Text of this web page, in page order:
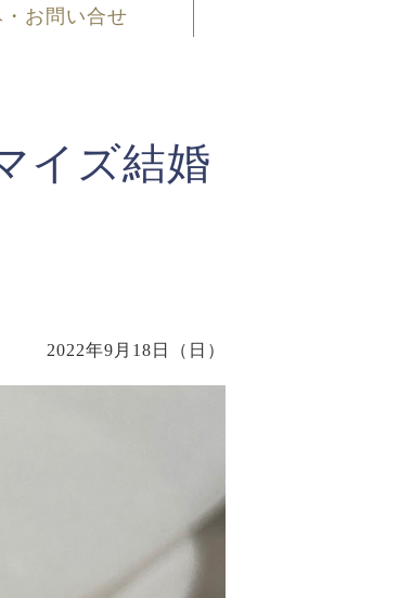
お問い合せ
イズ結婚
2022年9月18日（日）